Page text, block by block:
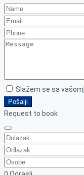
Slažem se sa vašom
Pošalji
Request to book